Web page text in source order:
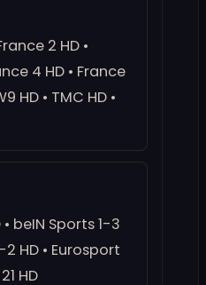
2 HD •
4 HD • France
HD • TMC HD •
beIN Sports 1-3
2 HD • Eurosport
HD